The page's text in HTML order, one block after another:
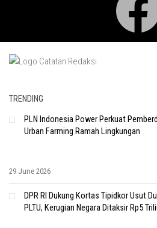
TRENDING
PLN Indonesia Power Perkuat
Urban Farming Ramah Lingkungan
29 June 2026
DPR RI Dukung Kortas Tipidkor Usut
PLTU, Kerugian Negara Ditaksir Rp5